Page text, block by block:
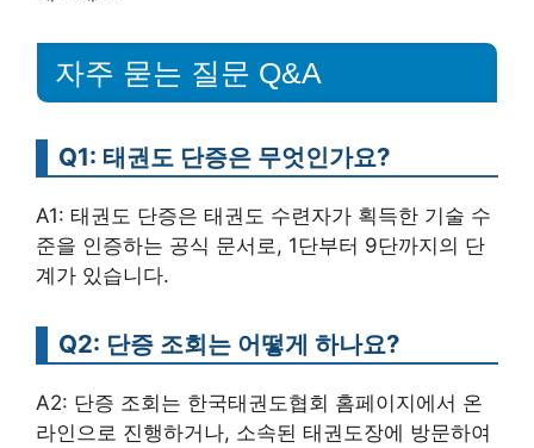
자주 묻는 질문 Q&A
Q1: 태권도 단증은 무엇인가요?
A1: 태권도 단증은 태권도 수련자가 획득한 기술 수
준을 인증하는 공식 문서로, 1단부터 9단까지의 단
계가 있습니다.
Q2: 단증 조회는 어떻게 하나요?
A2: 단증 조회는 한국태권도협회 홈페이지에서 온
라인으로 진행하거나, 소속된 태권도장에 방문하여